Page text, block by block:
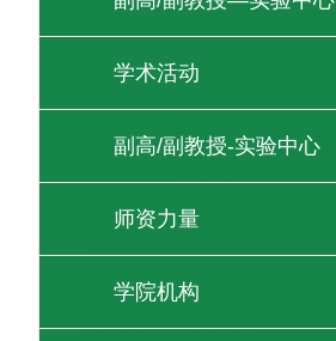
学术活动
副高/副教授-实验中心
师资力量
学院机构